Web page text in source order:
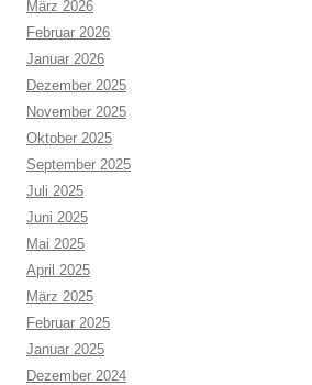
März 2026
Februar 2026
Januar 2026
Dezember 2025
November 2025
Oktober 2025
September 2025
Juli 2025
Juni 2025
Mai 2025
April 2025
März 2025
Februar 2025
Januar 2025
Dezember 2024